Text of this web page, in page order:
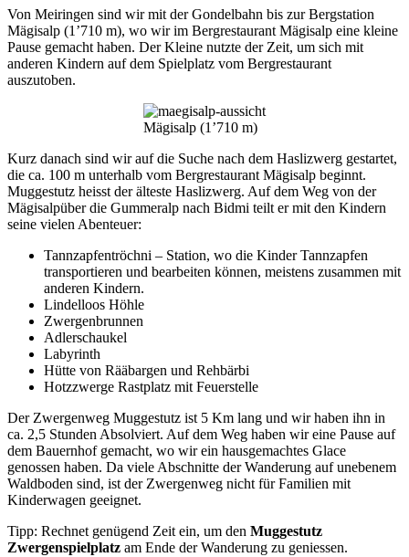
Von Meiringen sind wir mit der Gondelbahn bis zur Bergstation
Mägisalp (1’710 m), wo wir im Bergrestaurant Mägisalp eine kleine
Pause gemacht haben. Der Kleine nutzte der Zeit, um sich mit
anderen Kindern auf dem Spielplatz vom Bergrestaurant
auszutoben.
Mägisalp (1’710 m)
Kurz danach sind wir auf die Suche nach dem Haslizwerg gestartet,
die ca. 100 m unterhalb vom Bergrestaurant Mägisalp beginnt.
Muggestutz heisst der älteste Haslizwerg. Auf dem Weg von der
Mägisalpüber die Gummeralp nach Bidmi teilt er mit den Kindern
seine vielen Abenteuer:
Tannzapfentröchni – Station, wo die Kinder Tannzapfen
transportieren und bearbeiten können, meistens zusammen mit
anderen Kindern.
Lindelloos Höhle
Zwergenbrunnen
Adlerschaukel
Labyrinth
Hütte von Rääbargen und Rehbärbi
Hotzzwerge Rastplatz mit Feuerstelle
Der Zwergenweg Muggestutz ist 5 Km lang und wir haben ihn in
ca. 2,5 Stunden Absolviert. Auf dem Weg haben wir eine Pause auf
dem Bauernhof gemacht, wo wir ein hausgemachtes Glace
genossen haben. Da viele Abschnitte der Wanderung auf unebenem
Waldboden sind, ist der Zwergenweg nicht für Familien mit
Kinderwagen geeignet.
Tipp: Rechnet genügend Zeit ein, um den Muggestutz
Zwergenspielplatz am Ende der Wanderung zu geniessen.